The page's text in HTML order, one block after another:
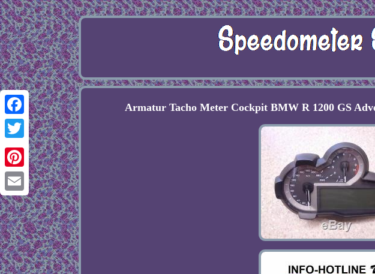
Facebook
Twitter
Pinterest
Email
Armatur Tacho Meter Cockpit BMW R 1200 GS